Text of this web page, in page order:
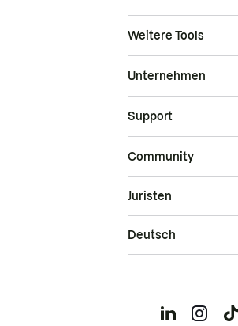
Weitere Tools
Unternehmen
Support
Community
Juristen
Deutsch